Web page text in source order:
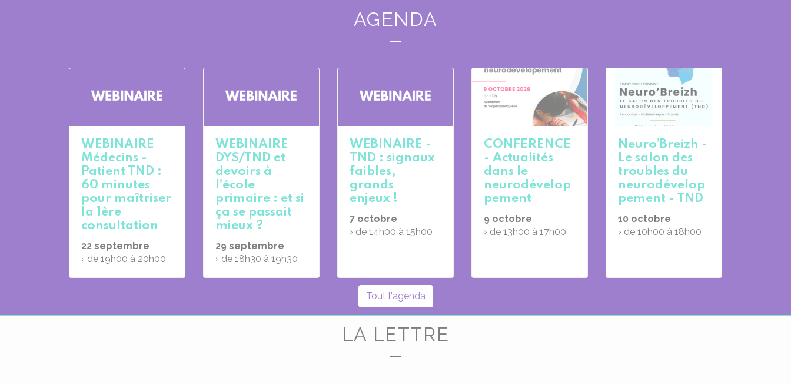
AGENDA
WEBINAIRE
Médecins -
Patient TND :
60 minutes
pour maîtriser
la 1ère
consultation
22 septembre
› de 19h00 à 20h00
WEBINAIRE
DYS/TND et
devoirs à
l’école
primaire : et si
ça se passait
mieux ?
29 septembre
› de 18h30 à 19h30
WEBINAIRE -
TND : signaux
faibles,
grands
enjeux !
7 octobre
› de 14h00 à 15h00
CONFERENCE
- Actualités
dans le
neurodévelop
pement
9 octobre
› de 13h00 à 17h00
Neuro’Breizh -
Le salon des
troubles du
neurodévelop
pement - TND
10 octobre
› de 10h00 à 18h00
Tout l'agenda
LA LETTRE